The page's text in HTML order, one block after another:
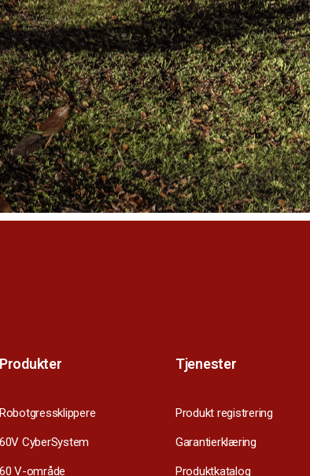
Produkter
Robotgressklippere
60V CyberSystem
60 V-område
Tjenester
Produkt registrering
Garantierklæring
Produktkatalog